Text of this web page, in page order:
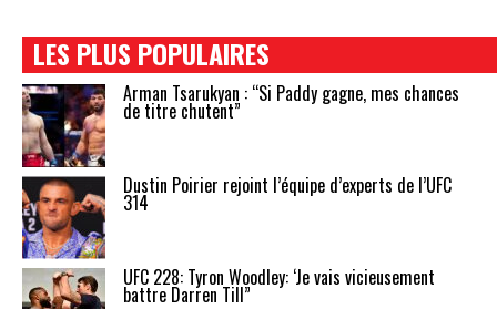
LES PLUS POPULAIRES
Arman Tsarukyan : “Si Paddy gagne, mes chances
de titre chutent”
Dustin Poirier rejoint l’équipe d’experts de l’UFC
314
UFC 228: Tyron Woodley: ‘Je vais vicieusement
battre Darren Till”